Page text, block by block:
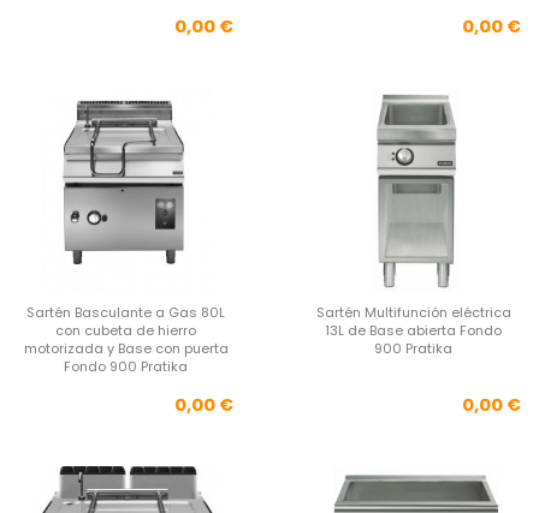
Precio
0,00 € 0,00 €
Sartén Basculante a Gas 80L
con cubeta de hierro
motorizada y Base con puerta
Fondo 900 Pratika
Precio
0,00 €
Sartén Multifunción eléctrica
13L de Base abierta Fondo
900 Pratika
0,00 €